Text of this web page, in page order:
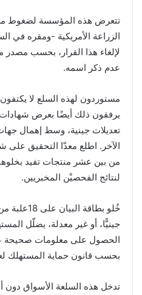
تتعرض هذه المؤسسة لضغوط من
الزراعة الأمريكية -ومقره في
لإلغاء هذا القرار، بحسب
عدم ذكر اسمه.
مستوردون لهذه السلع لا
يرفقون ذلك أيضًا بعرض
تعديلات جينية، وسط إهمال
الآخر. اطلع معدّا التحقيق على
من بين عشر منتجات تفيد بخلوها
لنتائج الفحصيْن المخبريين.
خُلو بطاقة
جينيًّا، أو غير معدلة، يضلّل
الحصول على معلومات صحيحة
بحسب قانون حماية المستهلك لعام
تدخل هذه السلعة الأسواق